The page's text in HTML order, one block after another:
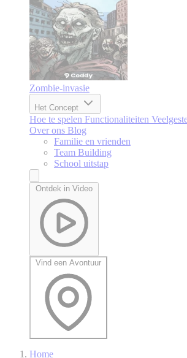
Zombie-invasie
Het Concept
Hoe te spelen Functionaliteiten
Over ons Blog
Familie en vrienden
Team Building
School uitstap
Ontdek in Video
Vind een Avontuur
Home